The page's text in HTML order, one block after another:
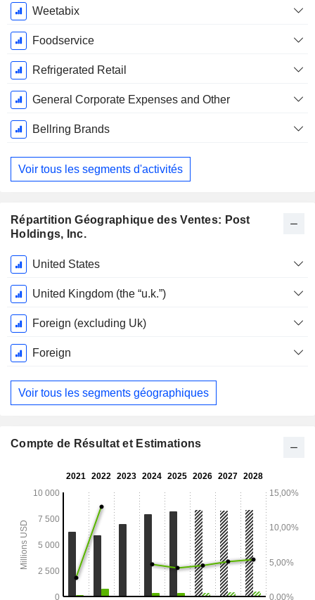
Septembre
Weetabix
Foodservice
Refrigerated Retail
General Corporate Expenses and Other
Bellring Brands
Voir tous les segments d'activités
Répartition Géographique des Ventes: Post
Holdings, Inc.
Période
Fiscale:
Septembre
United States
United Kingdom (the “u.k.”)
Foreign (excluding Uk)
Foreign
Voir tous les segments géographiques
Compte de Résultat et Estimations